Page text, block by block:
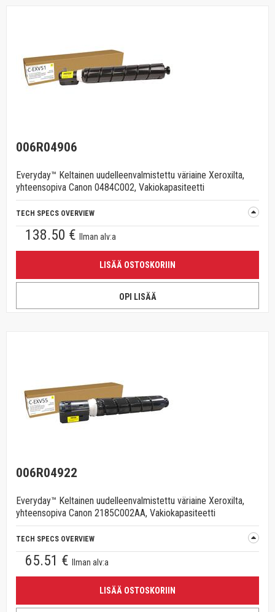
006R04906
Everyday™ Keltainen uudelleenvalmistettu väriaine Xeroxilta,
yhteensopiva Canon 0484C002, Vakiokapasiteetti
TECH SPECS OVERVIEW
138.50 € Ilman alv:a
LISÄÄ OSTOSKORIIN
OPI LISÄÄ
006R04922
Everyday™ Keltainen uudelleenvalmistettu väriaine Xeroxilta,
yhteensopiva Canon 2185C002AA, Vakiokapasiteetti
TECH SPECS OVERVIEW
65.51 € Ilman alv:a
LISÄÄ OSTOSKORIIN